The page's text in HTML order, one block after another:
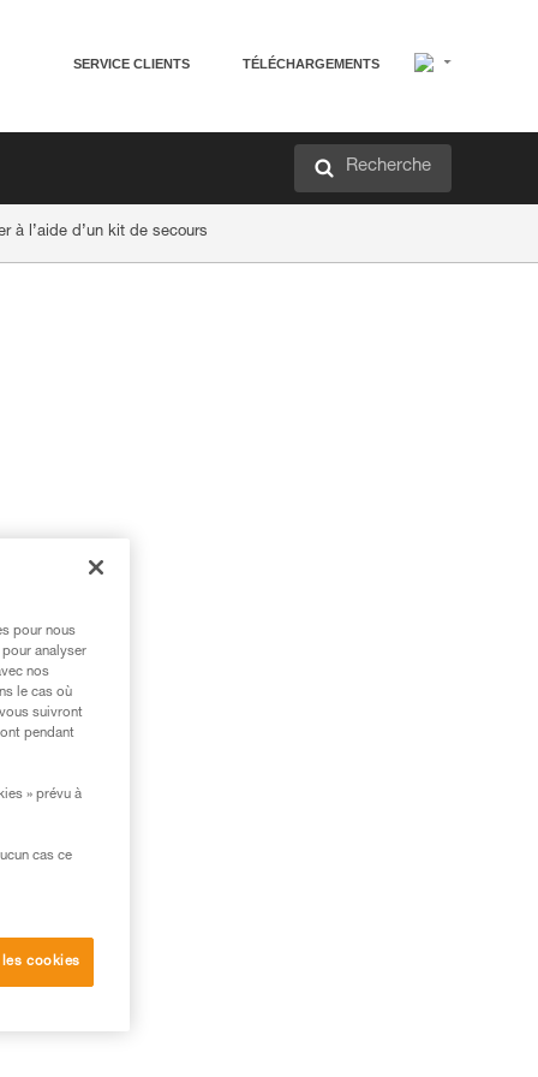
SERVICE CLIENTS TÉLÉCHARGEMENTS
Recherche
à l’aide d’un kit de secours
pour nous
analyser
nos
le cas où
suivront
pendant
» prévu à
cas ce
cookies